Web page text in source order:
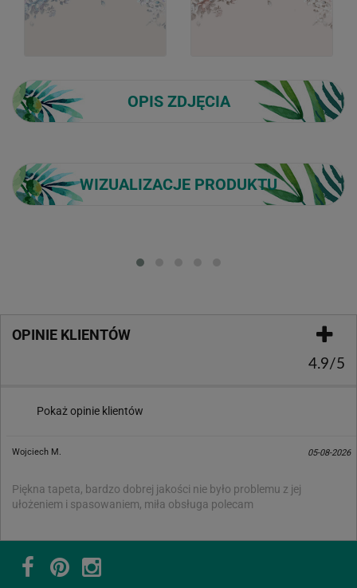
OPIS ZDJĘCIA
WIZUALIZACJE PRODUKTU
OPINIE KLIENTÓW
4.9/5
Pokaż opinie klientów
Wojciech M. 05-08-2026
Piękna tapeta, bardzo dobrej jakości nie było problemu z jej
ułożeniem i spasowaniem, miła obsługa polecam